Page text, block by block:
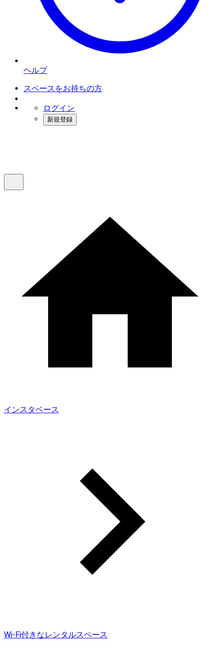
ヘルプ
スペースをお持ちの方
ログイン
新規登録
インスタベース
Wi-Fi付きなレンタルスペース